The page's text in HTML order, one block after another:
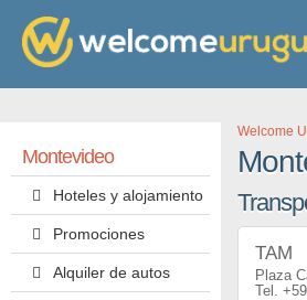
Montevideo
Hoteles y alojamiento
Promociones
Alquiler de autos
Welcome
TAM
Plaza